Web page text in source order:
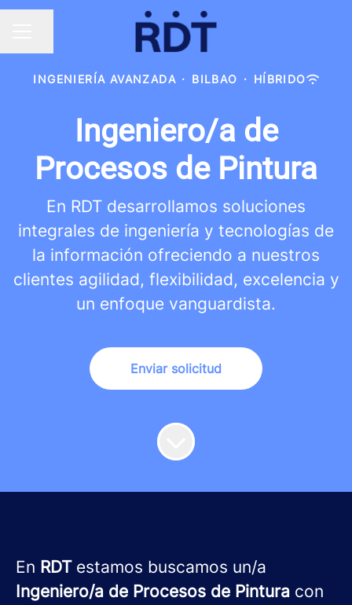
INGENIERÍA AVANZADA · BILBAO · HÍBRIDO
Ingeniero/a de
Procesos de Pintura
En RDT desarrollamos soluciones
integrales de ingeniería y tecnologías de
la información ofreciendo a nuestros
clientes agilidad, flexibilidad, excelencia y
un enfoque vanguardista.
Enviar solicitud
En RDTestamos buscamos un/a
Ingeniero/a de Procesos de Pintura con